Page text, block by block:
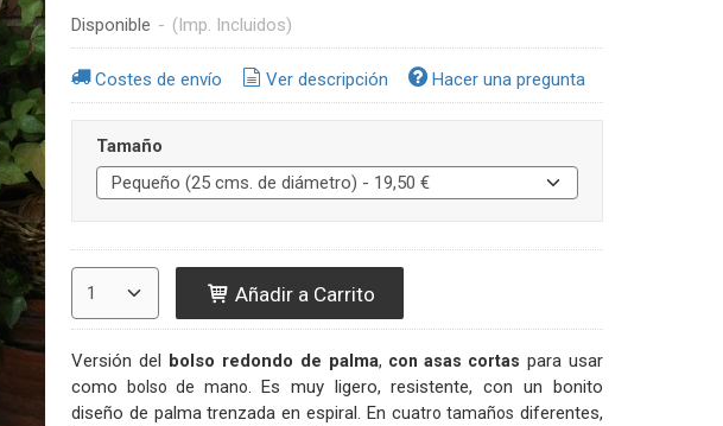
Disponible - (Imp. Incluidos)
Costes de envío Ver descripción Hacer una pregunta
Tamaño
Añadir a Carrito
Versión del bolso redondo de palma, con asas cortas para usar
como bolso de mano
. Es muy ligero, resistente, con un bonito
diseño de palma trenzada en espiral. En cuatro tamaños diferentes,